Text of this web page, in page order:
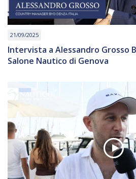
21/09/2025
Intervista a Alessandro Grosso
Salone Nautico di Genova